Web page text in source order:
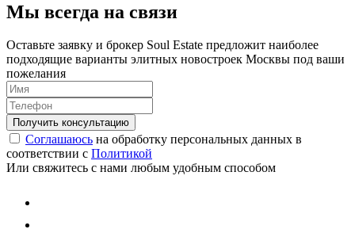
Мы всегда на связи
Оставьте заявку и брокер Soul Estate предложит наиболее
подходящие варианты элитных новостроек Москвы под ваши
пожелания
Соглашаюсь на обработку персональных данных в
соответствии с Политикой
Или свяжитесь с нами любым удобным способом